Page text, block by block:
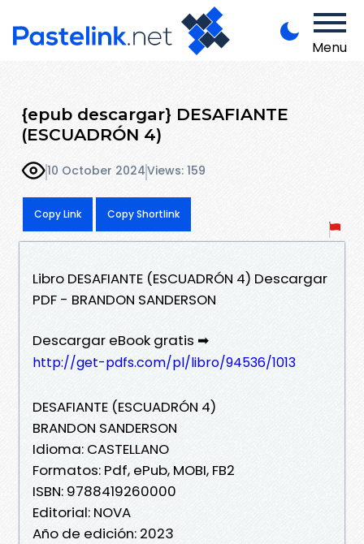
Menu
{epub descargar} DESAFIANTE
(ESCUADRÓN 4)
10 October 2024Views: 159
Copy Link Copy Shortlink
Libro DESAFIANTE (ESCUADRÓN 4) Descargar
PDF - BRANDON SANDERSON
Descargar eBook gratis ➡
http://get-pdfs.com/pl/libro/94536/1013
DESAFIANTE (ESCUADRÓN 4)
BRANDON SANDERSON
Idioma: CASTELLANO
Formatos: Pdf, ePub, MOBI, FB2
ISBN: 9788419260000
Editorial: NOVA
Año de edición: 2023